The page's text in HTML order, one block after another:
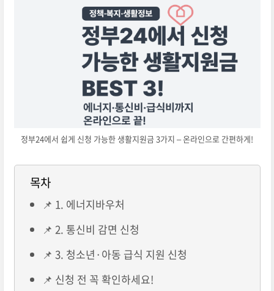
정부24에서 쉽게 신청 가능한 생활지원금 3가지 – 온라인으로 간편하게!
목차
📌 1. 에너지바우처
📌 2. 통신비 감면 신청
📌 3. 청소년·아동 급식 지원 신청
📌 신청 전 꼭 확인하세요!